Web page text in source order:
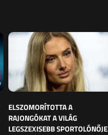
ELSZOMORÍTOTTA A
RAJONGÓKAT A VILÁG
LEGSZEXISEBB SPORTOLÓNŐJE